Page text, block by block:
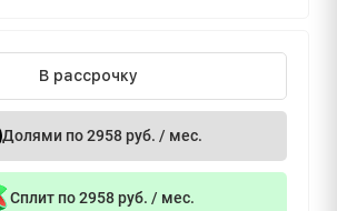
В рассрочку
Долями по 2958 руб. / мес.
Сплит по 2958 руб. / мес.